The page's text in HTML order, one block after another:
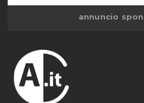
annuncio